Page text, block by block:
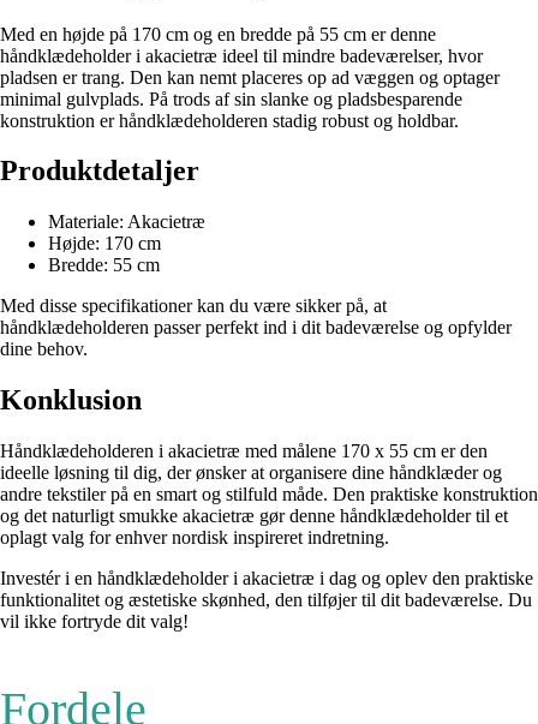
Med en højde på 170 cm og en bredde på 55 cm er denne
håndklædeholder i akacietræ ideel til mindre badeværelser, hvor
pladsen er trang. Den kan nemt placeres op ad væggen og optager
minimal gulvplads. På trods af sin slanke og pladsbesparende
konstruktion er håndklædeholderen stadig robust og holdbar.
Produktdetaljer
Materiale: Akacietræ
Højde: 170 cm
Bredde: 55 cm
Med disse specifikationer kan du være sikker på, at
håndklædeholderen passer perfekt ind i dit badeværelse og opfylder
dine behov.
Konklusion
Håndklædeholderen i akacietræ med målene 170 x 55 cm er den
ideelle løsning til dig, der ønsker at organisere dine håndklæder og
andre tekstiler på en smart og stilfuld måde. Den praktiske konstruktion
og det naturligt smukke akacietræ gør denne håndklædeholder til et
oplagt valg for enhver nordisk inspireret indretning.
Investér i en håndklædeholder i akacietræ i dag og oplev den praktiske
funktionalitet og æstetiske skønhed, den tilføjer til dit badeværelse. Du
vil ikke fortryde dit valg!
Fordele